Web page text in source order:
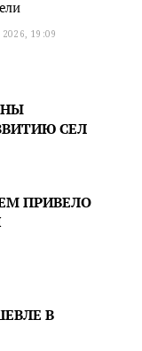
19:09
СЕЛ
ПРИВЕЛО
В